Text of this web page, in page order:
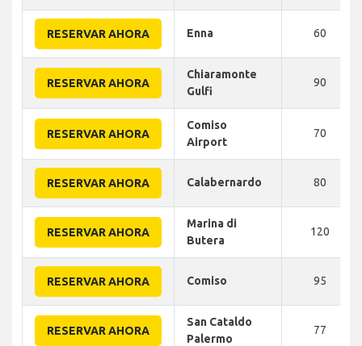
RESERVAR AHORA Enna 60
RESERVAR AHORA
Chiaramonte
Gulfi
90
RESERVAR AHORA
Comiso
Airport
70
RESERVAR AHORA Calabernardo 80
RESERVAR AHORA
Marina di
Butera
120
RESERVAR AHORA Comiso 95
RESERVAR AHORA
San Cataldo
Palermo
77